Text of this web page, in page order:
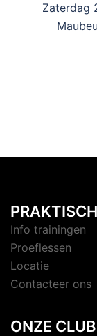
Zaterdag
PRAKTISCH
Info trainingen
Proeflessen
Locatie
Contacteer ons
ONZE CLUB